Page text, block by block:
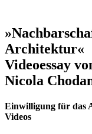
Architektur«
Videoessay
Nicola
Einwilligung für das
Videos